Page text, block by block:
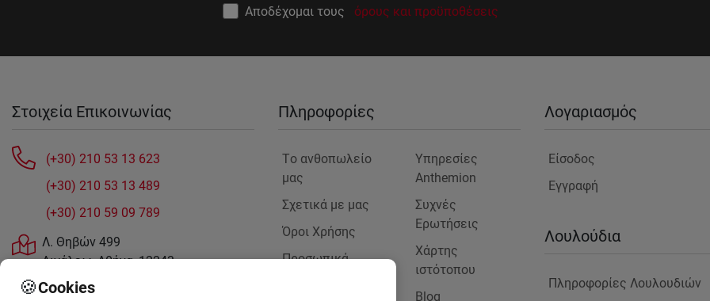
Αποδέχομαι τους όρους και προϋποθέσεις
Στοιχεία Επικοινωνίας
(+30) 210 53 13 623
(+30) 210 53 13 489
(+30) 210 59 09 789
Λ. Θηβών 499
Αιγάλεω, Αθήνα, 12243
sales@anthemionflowers.gr
Πληροφορίες
Tο ανθοπωλείο
μας
Σχετικά με μας
Όροι Χρήσης
Προσωπικά
Υπηρεσίες
Anthemion
Συχνές
Ερωτήσεις
Χάρτης
ιστότοπου
Blog
Λογαριασμός
Είσοδος
Εγγραφή
Λουλούδια
Πληροφορίες Λουλουδιών
🍪Cookies